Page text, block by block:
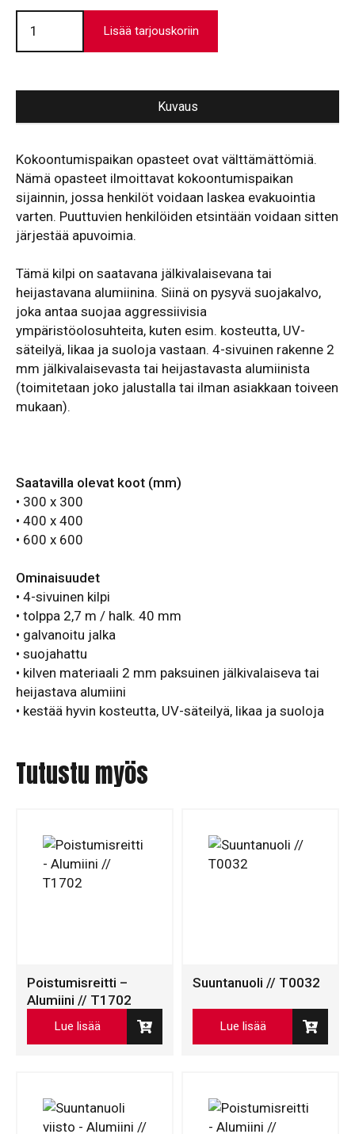
Kokoontumispaikka
sivuinen
määrä
Lisää tarjouskoriin
Kuvaus
Kokoontumispaikan opasteet ovat välttämättömiä.
Nämä opasteet ilmoittavat kokoontumispaikan
sijainnin, jossa henkilöt voidaan laskea evakuointia
varten. Puuttuvien henkilöiden etsintään voidaan sitten
järjestää apuvoimia.
Tämä kilpi on saatavana jälkivalaisevana tai
heijastavana alumiinina. Siinä on pysyvä suojakalvo,
joka antaa suojaa aggressiivisia
ympäristöolosuhteita, kuten esim. kosteutta, UV-
säteilyä, likaa ja suoloja vastaan. 4-sivuinen rakenne 2
mm jälkivalaisevasta tai heijastavasta alumiinista
(toimitetaan joko jalustalla tai ilman asiakkaan toiveen
mukaan).
Saatavilla olevat koot (mm)
• 300 x 300
• 400 x 400
• 600 x 600
Ominaisuudet
• 4-sivuinen kilpi
• tolppa 2,7 m / halk. 40 mm
• galvanoitu jalka
• suojahattu
• kilven materiaali 2 mm paksuinen jälkivalaiseva tai
heijastava alumiini
• kestää hyvin kosteutta, UV-säteilyä, likaa ja suoloja
Tutustu myös
Poistumisreitti –
Alumiini // T1702
Lue lisää
Suuntanuoli // T0032
Lue lisää